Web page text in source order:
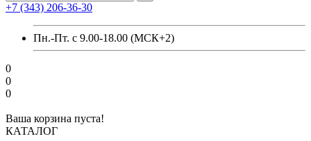
+7 (343) 206-36-30
Пн.-Пт. с 9.00-18.00 (МСК+2)
0
0
0
Ваша корзина пуста!
КАТАЛОГ